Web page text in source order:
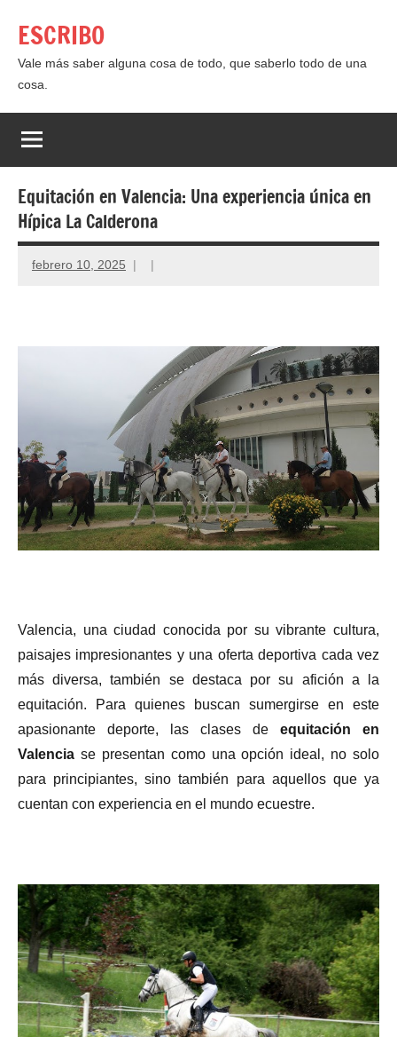
contenido
ESCRIBO
Vale más saber alguna cosa de todo, que saberlo todo de una
cosa.
Equitación en Valencia: Una experiencia única en
Hípica La Calderona
febrero 10, 2025
Valencia, una ciudad conocida por su vibrante cultura,
paisajes impresionantes y una oferta deportiva cada vez
más diversa, también se destaca por su afición a la
equitación. Para quienes buscan sumergirse en este
apasionante deporte, las clases de equitación en
Valencia se presentan como una opción ideal, no solo
para principiantes, sino también para aquellos que ya
cuentan con experiencia en el mundo ecuestre.